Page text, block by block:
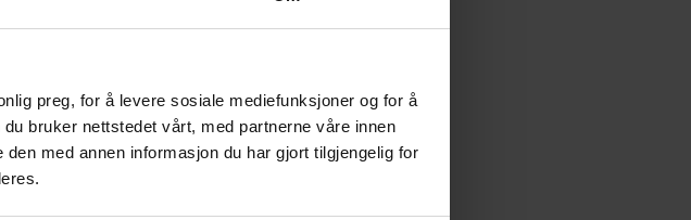
preg, for å levere sosiale mediefunksjoner og for å
bruker nettstedet vårt, med partnerne våre innen
med annen informasjon du har gjort tilgjengelig for